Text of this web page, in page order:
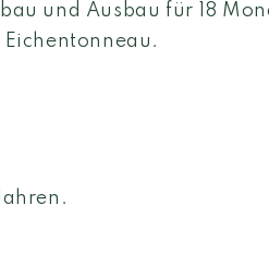
und Ausbau für 18